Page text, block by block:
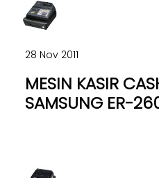
28 Nov 2011
MESIN KASIR
SAMSUNG ER-